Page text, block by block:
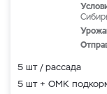
5 шт / рассада